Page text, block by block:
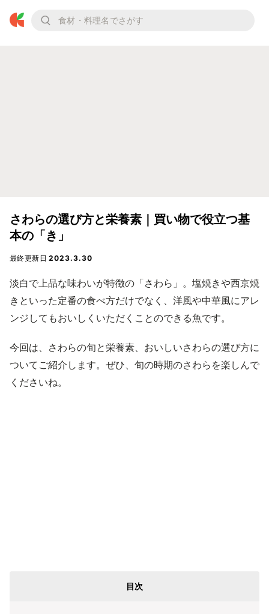
さわらの選び方と栄養素｜買い物で役立つ基
本の「き」
最終更新日2023.3.30
淡白で上品な味わいが特徴の「さわら」。塩焼きや西京焼
きといった定番の食べ方だけでなく、洋風や中華風にアレ
ンジしてもおいしくいただくことのできる魚です。
今回は、さわらの旬と栄養素、おいしいさわらの選び方に
ついてご紹介します。ぜひ、旬の時期のさわらを楽しんで
くださいね。
目次